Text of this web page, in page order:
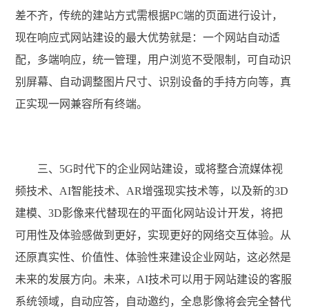
差不齐，传统的建站方式需根据PC端的页面进行设计，
现在响应式网站建设的最大优势就是：一个网站自动适
配，多端响应，统一管理，用户浏览不受限制，可自动识
别屏幕、自动调整图片尺寸、识别设备的手持方向等，真
正实现一网兼容所有终端。
三、5G时代下的企业网站建设，或将整合流媒体视
频技术、AI智能技术、AR增强现实技术等，以及新的3D
建模、3D影像来代替现在的平面化网站设计开发，将把
可用性及体验感做到更好，实现更好的网络交互体验。从
还原真实性、价值性、体验性来建设企业网站，这必然是
未来的发展方向。未来，AI技术可以用于网站建设的客服
系统领域，自动应答，自动邀约，全息影像将会完全替代